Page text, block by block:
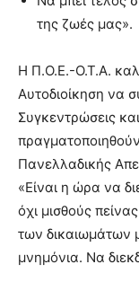
της ζωές μας».
Η Π.Ο.Ε.-Ο.Τ.Α.
Αυτοδιοίκηση να
Συγκεντρώσεις
Πανελλαδικής
«Είναι η ώρα να
όχι μισθούς
των δικαιωμάτων
μνημόνια. Να